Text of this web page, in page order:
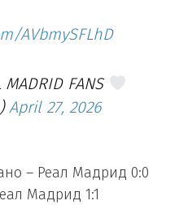
AVbmySFLhD
FANS
April 27, 2026
– Реал Мадрид 0:0
Мадрид 1:1